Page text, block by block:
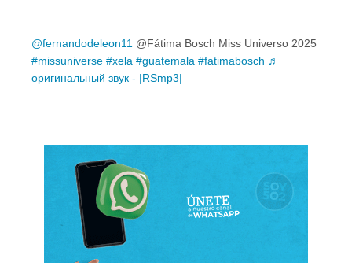
@fernandodeleon11 @Fátima Bosch Miss Universo 2025
#missuniverse #xela #guatemala #fatimabosch ♬
оригинальный звук - |RSmp3|